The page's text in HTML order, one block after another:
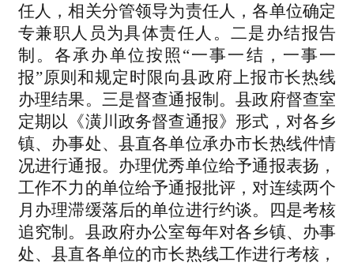
任人，相关分管领导为责任人，各单位确定
专兼职人员为具体责任人。二是办结报告
制。各承办单位按照“一事一结，一事一
报”原则和规定时限向县政府上报市长热线
办理结果。三是督查通报制。县政府督查室
定期以《潢川政务督查通报》形式，对各乡
镇、办事处、县直各单位承办市长热线件情
况进行通报。办理优秀单位给予通报表扬，
工作不力的单位给予通报批评，对连续两个
月办理滞缓落后的单位进行约谈。四是考核
追究制。县政府办公室每年对各乡镇、办事
处、县直各单位的市长热线工作进行考核，